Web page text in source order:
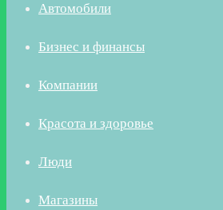
Автомобили
Бизнес и финансы
Компании
Красота и здоровье
Люди
Магазины